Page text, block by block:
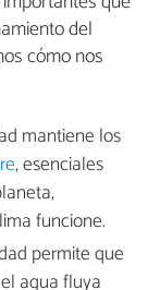
del
cómo nos
mantiene los
, esenciales
funcione.
permite que
agua fluya